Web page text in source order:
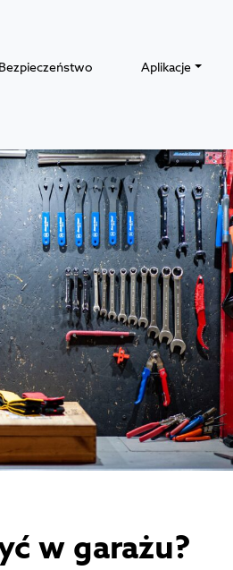
Bezpieczeństwo Aplikacje
w garażu?